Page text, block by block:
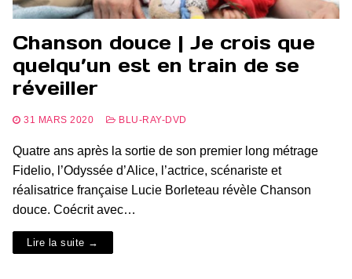
Chanson douce | Je crois que
quelqu’un est en train de se
réveiller
31 MARS 2020 BLU-RAY-DVD
Quatre ans après la sortie de son premier long métrage
Fidelio, l’Odyssée d’Alice, l’actrice, scénariste et
réalisatrice française Lucie Borleteau révèle Chanson
douce. Coécrit avec…
Lire la suite →